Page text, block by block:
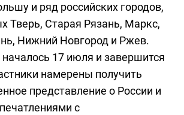
и ряд российских городов,
Тверь, Старая Рязань, Маркс,
Нижний Новгород и Ржев.
17 июля и завершится
намерены получить
представление о России и
с